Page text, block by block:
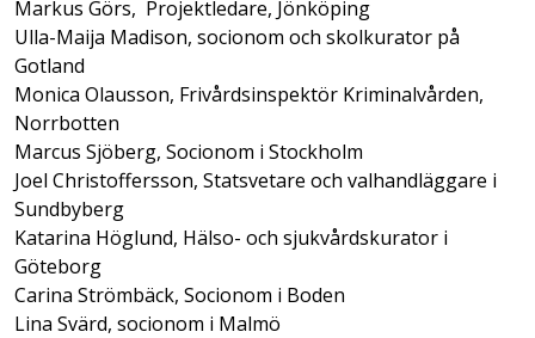
Markus Görs, Projektledare, Jönköping
Ulla-Maija Madison, socionom och skolkurator på
Gotland
Monica Olausson, Frivårdsinspektör Kriminalvården,
Norrbotten
Marcus Sjöberg, Socionom i Stockholm
Joel Christoffersson, Statsvetare och valhandläggare i
Sundbyberg
Katarina Höglund, Hälso- och sjukvårdskurator i
Göteborg
Carina Strömbäck, Socionom i Boden
Lina Svärd, socionom i Malmö